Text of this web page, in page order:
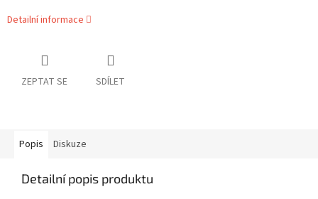
Detailní informace
ZEPTAT SE SDÍLET
Popis Diskuze
Detailní popis produktu